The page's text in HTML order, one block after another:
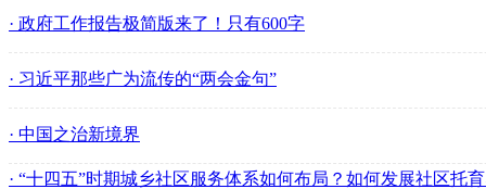
· 政府工作报告极简版来了！只有600字
· 习近平那些广为流传的“两会金句”
· 中国之治新境界
· “十四五”时期城乡社区服务体系如何布局？如何发展社区托